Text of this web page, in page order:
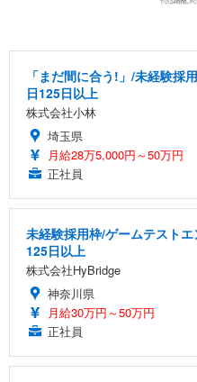
「まだ間に合う!」/未経験採
日125日以上
株式会社小林
埼玉県
月給28万5,000円～50万円
正社員
未経験採用枠/ゲームテスト
125日以上
株式会社HyBridge
神奈川県
月給30万円～50万円
正社員